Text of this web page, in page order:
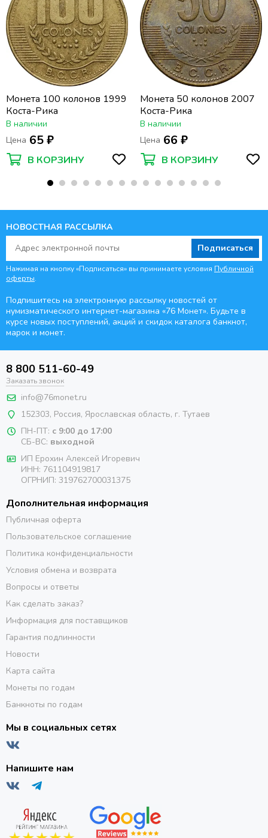
Монета 100 колонов 1999
Коста-Рика
В наличии
Цена 65 ₽
В КОРЗИНУ
Монета 50 колонов 2007
Коста-Рика
В наличии
Цена 66 ₽
В КОРЗИНУ
НОВОСТНАЯ РАССЫЛКА
Подписаться
Нажимая на кнопку «Подписаться» вы принимаете условия Публичной
оферты.
Подпишитесь на электронную рассылку новостей от
нумизматического интернет-магазина «76 Монет». Будьте в
курсе новых поступлений, акций и скидок каталога банкнот,
марок и монет.
8 800 511-60-49
Заказать звонок
info@76monet.ru
152303, Россия, Ярославская область, г. Тутаев
ПН-ПТ: с 9:00 до 17:00
СБ-ВС: выходной
ИП Ерохин Алексей Игоревич
ИНН: 761104919817
ОГРНИП: 319762700031375
Дополнительная информация
Публичная оферта
Пользовательское соглашение
Политика конфиденциальности
Условия обмена и возврата
Вопросы и ответы
Как сделать заказ?
Информация для поставщиков
Гарантия подлинности
Новости
Карта сайта
Монеты по годам
Банкноты по годам
Мы в социальных сетях
Напишите нам